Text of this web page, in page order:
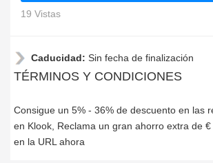
19 Vistas
Caducidad: Sin fecha de finalización
TÉRMINOS Y CONDICIONES
Consigue un 5% - 36% de descuento en las
en Klook, Reclama un gran ahorro extra de
en la URL ahora